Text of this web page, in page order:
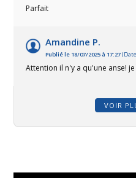
Parfait
Amandine P.
Publié le 18/07/2025 à 17:27
Attention il n'y a qu'une anse!
VOIR